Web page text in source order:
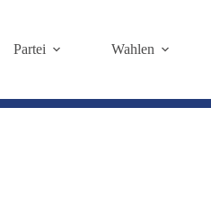
Partei Wahlen